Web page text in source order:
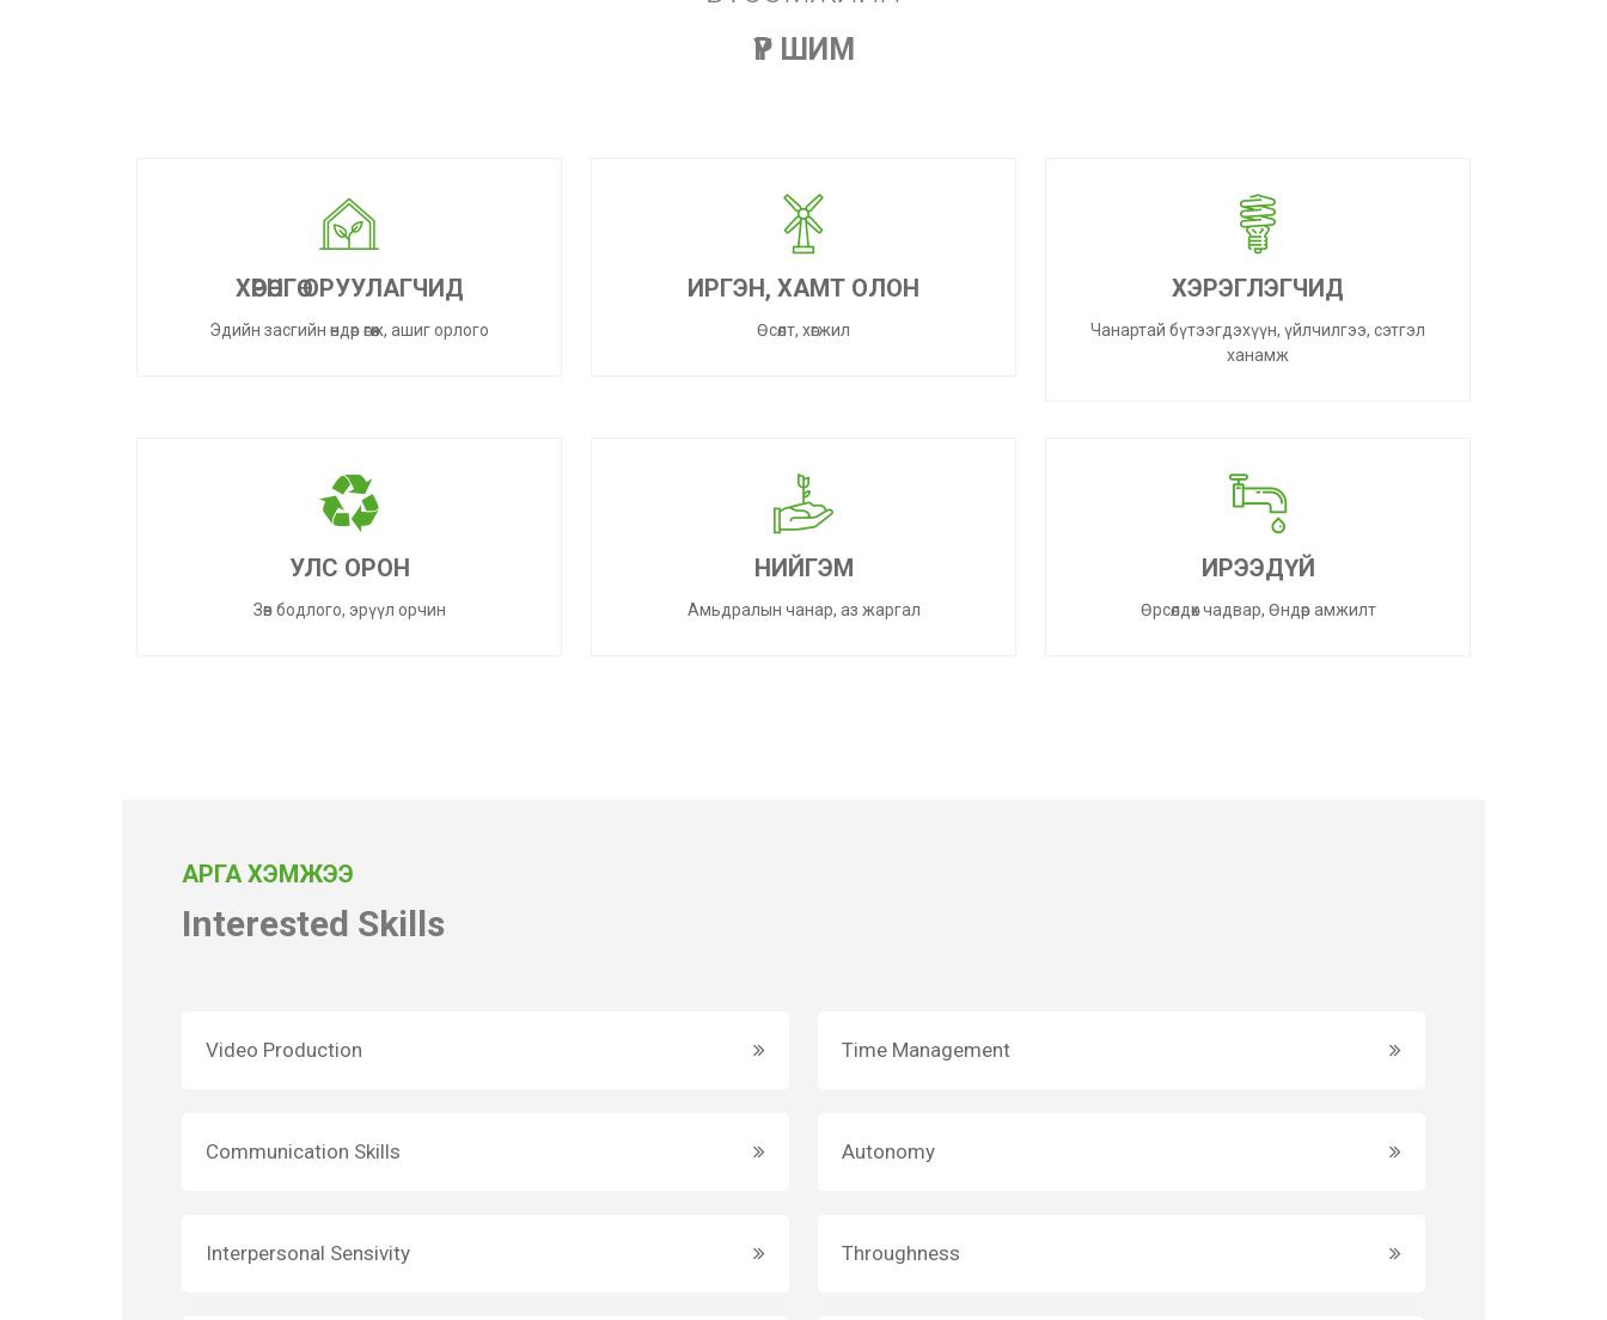
ҮР ШИМ
ХӨРӨНГӨ ОРУУЛАГЧИД
Эдийн засгийн өндөр өгөөж, ашиг орлого
ИРГЭН, ХАМТ ОЛОН
Өсөлт, хөгжил
ХЭРЭГЛЭГЧИД
Чанартай бүтээгдэхүүн, үйлчилгээ, сэтгэл
ханамж
УЛС ОРОН
Зөв бодлого, эрүүл орчин
НИЙГЭМ
Амьдралын чанар, аз жаргал
ИРЭЭДҮЙ
Өрсөлдөх чадвар, Өндөр амжилт
АРГА ХЭМЖЭЭ
Interested Skills
Video Production Time Management
Communication Skills Autonomy
Interpersonal Sensivity Throughness